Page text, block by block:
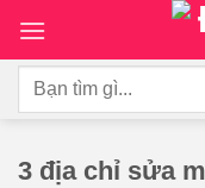
đến
nộiTìm
3 địa chỉ sửa